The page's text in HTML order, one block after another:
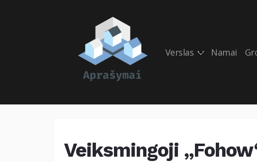
Verslas Namai
Veiksmingoji